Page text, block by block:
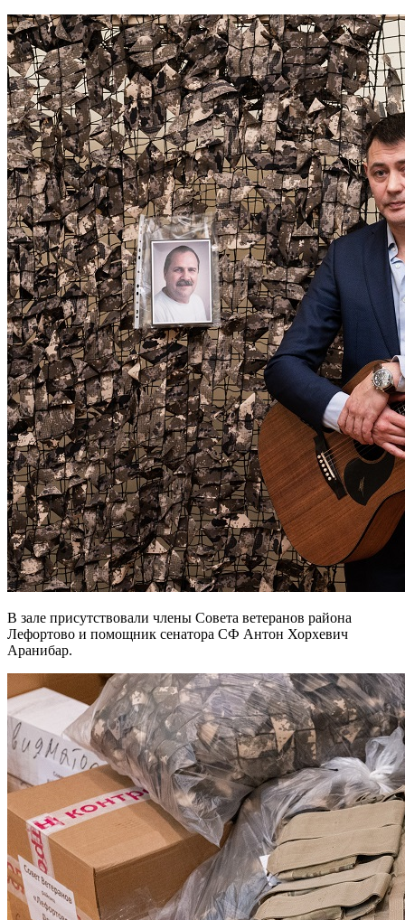
В зале присутствовали члены Совета ветеранов района
Лефортово и помощник сенатора СФ Антон Хорхевич
Аранибар.